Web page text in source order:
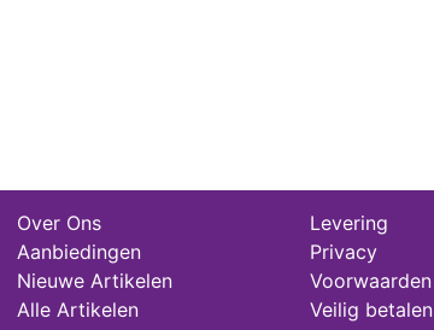
Over Ons
Aanbiedingen
Nieuwe Artikelen
Alle Artikelen
Levering
Privacy
Voorwaarden
Veilig betalen